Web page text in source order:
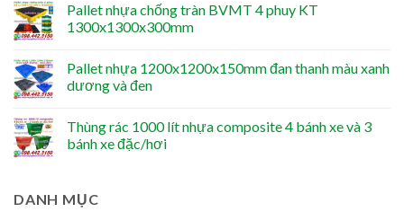
Pallet nhựa chống tràn BVMT 4 phuy KT
1300x1300x300mm
Pallet nhựa 1200x1200x150mm đan thanh màu xanh
dương và đen
Thùng rác 1000 lít nhựa composite 4 bánh xe và 3
bánh xe đặc/hơi
DANH MỤC